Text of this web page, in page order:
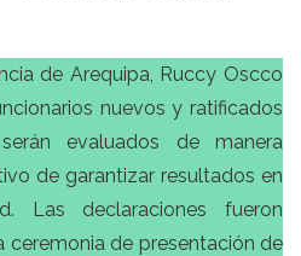
de Arequipa, Ruccy Oscco
nuevos y ratificados
evaluados de manera
de garantizar resultados en
Las declaraciones fueron
ceremonia de presentación de